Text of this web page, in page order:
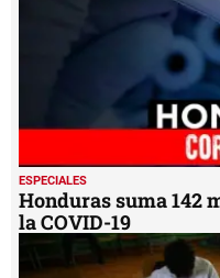
ESPECIALES
Honduras suma 142
la COVID-19